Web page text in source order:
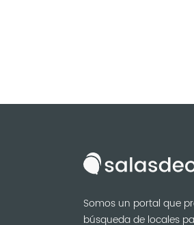
Somos un portal que
búsqueda de locales